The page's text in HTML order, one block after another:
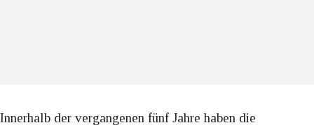
Innerhalb der vergangenen fünf Jahre haben die